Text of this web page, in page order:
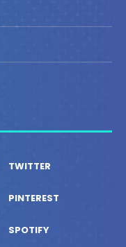
TWITTER
PINTEREST
SPOTIFY